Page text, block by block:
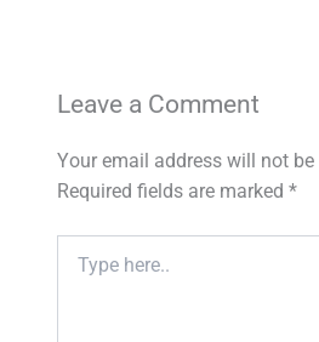
Leave a Comment
Your email address will not be
Required fields are marked*
here..